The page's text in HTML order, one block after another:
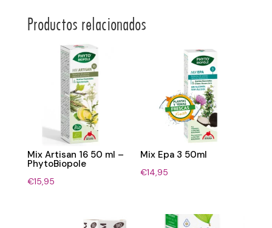
Productos relacionados
Mix Artisan 16 50 ml –
PhytoBiopole
€15,95
Mix Epa 3 50ml
€14,95